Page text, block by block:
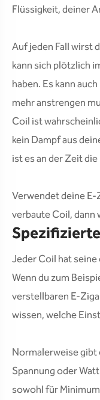
Flüssigkeit, deiner
Auf jeden Fall wirst
kann sich plötzlich
haben. Es kann
mehr anstrengen
Coil ist
kein Dampf aus
ist es an der Zeit
Verwendet deine
verbaute Coil, dann
Jeder Coil hat
Wenn du zum
verstellbaren E-
wissen, welche
Normalerweise gibt
Spannung oder
sowohl für